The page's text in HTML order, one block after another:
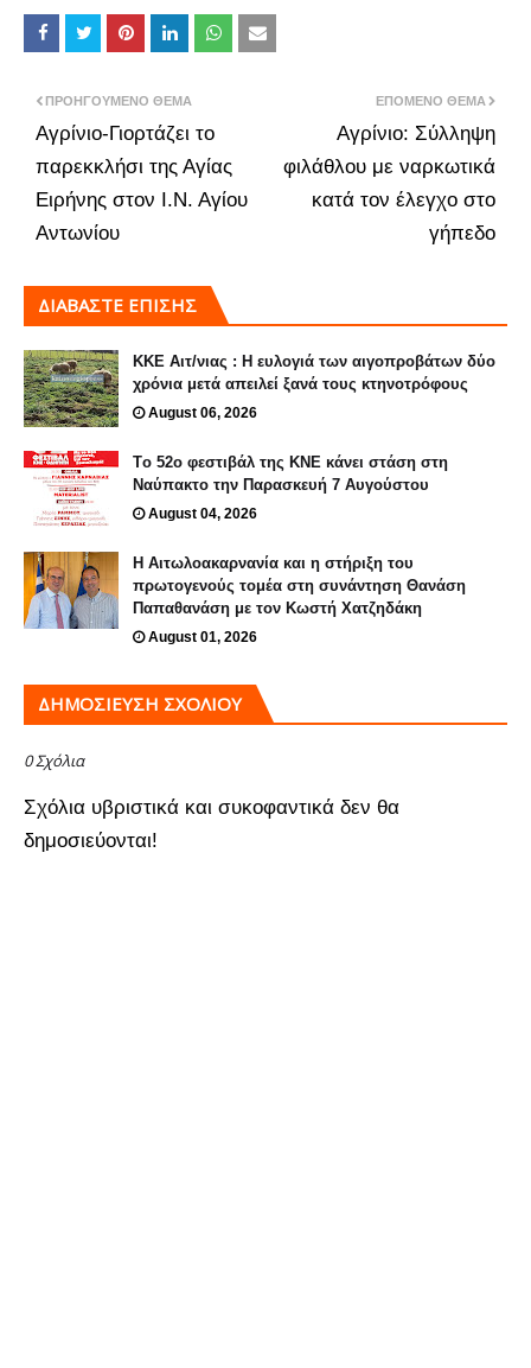
ΕΠΌΜΕΝΟ ΘΈΜΑ
Αγρίνιο: Σύλληψη
φιλάθλου με ναρκωτικά
κατά τον έλεγχο στο
γήπεδο
ΠΡΟΗΓΟΎΜΕΝΟ ΘΈΜΑ
Αγρίνιο-Γιορτάζει το
παρεκκλήσι της Αγίας
Ειρήνης στον Ι.Ν. Αγίου
Αντωνίου
ΔΙΑΒΑΣΤΕ ΕΠΙΣΗΣ
ΚΚΕ Αιτ/νιας : Η ευλογιά των αιγοπροβάτων δύο
χρόνια μετά απειλεί ξανά τους κτηνοτρόφους
August 06, 2026
Tο 52ο φεστιβάλ της ΚΝΕ κάνει στάση στη
Ναύπακτο την Παρασκευή 7 Αυγούστου
August 04, 2026
H Αιτωλοακαρνανία και η στήριξη του
πρωτογενούς τομέα στη συνάντηση Θανάση
Παπαθανάση με τον Κωστή Χατζηδάκη
August 01, 2026
ΔΗΜΟΣΊΕΥΣΗ ΣΧΟΛΊΟΥ
0 Σχόλια
Σχόλια υβριστικά και συκοφαντικά δεν θα
δημοσιεύονται!